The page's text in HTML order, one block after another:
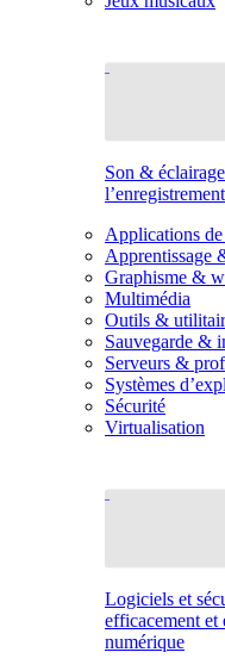
Son &
Applications de
Apprentissage
Graphisme &
Multimédia
Outils &
Sauvegarde &
Serveurs &
Systèmes
Sécurité
Virtualisation
Logiciels et
efficacement et
numérique